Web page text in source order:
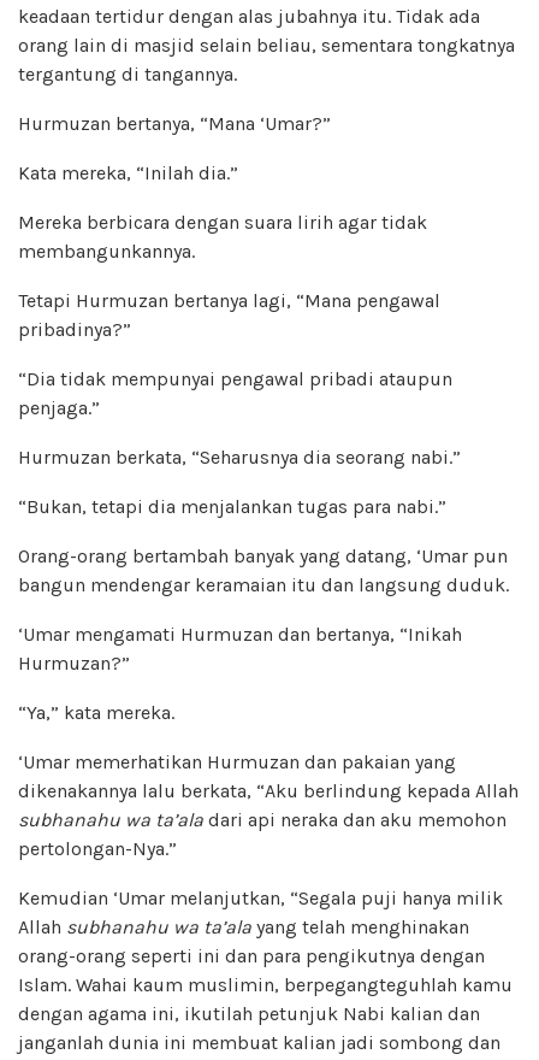
keadaan tertidur dengan alas jubahnya itu. Tidak ada
orang lain di masjid selain beliau, sementara tongkatnya
tergantung di tangannya.
Hurmuzan bertanya, “Mana ‘Umar?”
Kata mereka, “Inilah dia.”
Mereka berbicara dengan suara lirih agar tidak
membangunkannya.
Tetapi Hurmuzan bertanya lagi, “Mana pengawal
pribadinya?”
“Dia tidak mempunyai pengawal pribadi ataupun
penjaga.”
Hurmuzan berkata, “Seharusnya dia seorang nabi.”
“Bukan, tetapi dia menjalankan tugas para nabi.”
Orang-orang bertambah banyak yang datang, ‘Umar pun
bangun mendengar keramaian itu dan langsung duduk.
‘Umar mengamati Hurmuzan dan bertanya, “Inikah
Hurmuzan?”
“Ya,” kata mereka.
‘Umar memerhatikan Hurmuzan dan pakaian yang
dikenakannya lalu berkata, “Aku berlindung kepada Allah
subhanahu wa ta’ala dari api neraka dan aku memohon
pertolongan-Nya.”
Kemudian ‘Umar melanjutkan, “Segala puji hanya milik
Allah subhanahu wa ta’ala yang telah menghinakan
orang-orang seperti ini dan para pengikutnya dengan
Islam. Wahai kaum muslimin, berpegangteguhlah kamu
dengan agama ini, ikutilah petunjuk Nabi kalian dan
janganlah dunia ini membuat kalian jadi sombong dan